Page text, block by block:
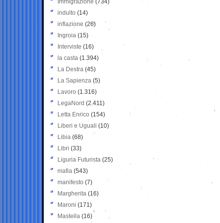
Immigrazione (734)
indulto (14)
inflazione (26)
Ingroia (15)
Interviste (16)
la casta (1.394)
La Destra (45)
La Sapienza (5)
Lavoro (1.316)
LegaNord (2.411)
Letta Enrico (154)
Liberi e Uguali (10)
Libia (68)
Libri (33)
Liguria Futurista (25)
mafia (543)
manifesto (7)
Margherita (16)
Maroni (171)
Mastella (16)